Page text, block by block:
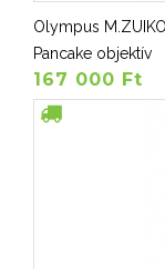
Olympus
Pancake objektív
167 000 Ft